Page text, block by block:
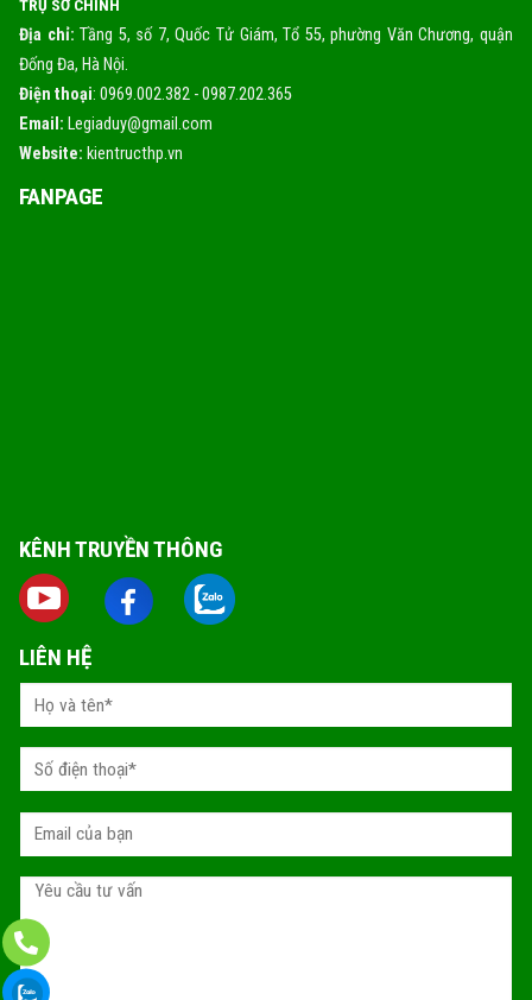
TRỤ SỞ CHÍNH
Địa chỉ: Tầng 5, số 7, Quốc Tử Giám, Tổ 55, phường Văn Chương, quận
Đống Đa, Hà Nội.
Điện thoại: 0969.002.382 - 0987.202.365
Email: Legiaduy@gmail.com
Website: kientructhp.vn
FANPAGE
KÊNH TRUYỀN THÔNG
LIÊN HỆ